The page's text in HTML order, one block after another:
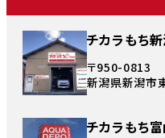
チカラもち
〒950-0813
新潟県新潟市
チカラもち